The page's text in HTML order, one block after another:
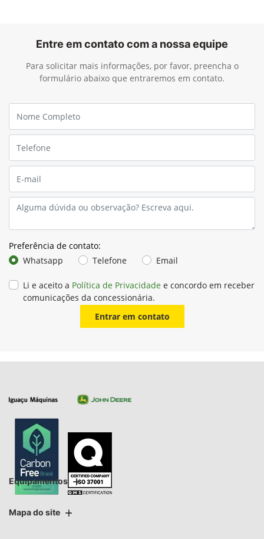
Entre em contato com a nossa equipe
Para solicitar mais informações, por favor, preencha o
formulário abaixo que entraremos em contato.
Preferência de contato:
Whatsapp
Telefone Email
Li e aceito a Política de Privacidade e concordo em receber
comunicações da concessionária.
Entrar em contato
Equipamentos
Mapa do site